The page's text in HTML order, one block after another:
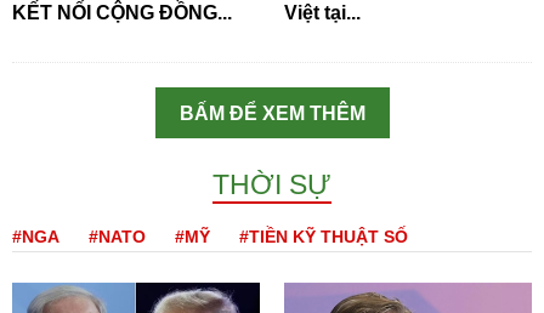
KẾT NỐI CỘNG ĐỒNG...
Việt tại...
BẤM ĐỂ XEM THÊM
THỜI SỰ
#NGA #NATO #MỸ #TIỀN KỸ THUẬT SỐ